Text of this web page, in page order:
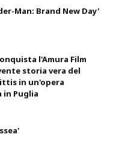
Man: Brand New Day'
l'Amura Film
storia vera del
in un'opera
Puglia